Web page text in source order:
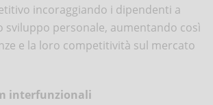
incoraggiando i dipendenti a
sviluppo personale, aumentando così
e la loro competitività sul mercato
interfunzionali